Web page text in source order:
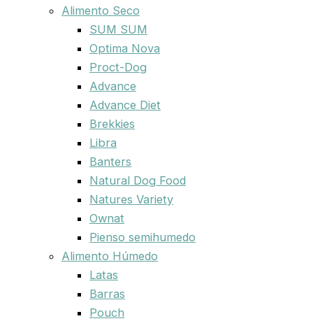
Alimento Seco
SUM SUM
Optima Nova
Proct-Dog
Advance
Advance Diet
Brekkies
Libra
Banters
Natural Dog Food
Natures Variety
Ownat
Pienso semihumedo
Alimento Húmedo
Latas
Barras
Pouch